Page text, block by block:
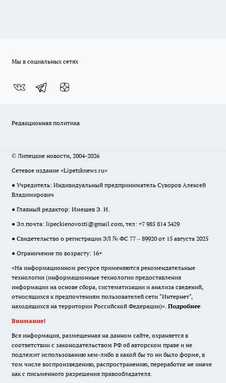
Мы в социальных сетях
Редакционная политика
© Липецкие новости, 2004-2026
Сетевое издание «Lipetsknews.ru»
● Учредитель: Индивидуальный предприниматель Суворов Алексей
Владимирович
● Главный редактор: Имешев Э. И.
● Эл.почта: lipeckienovosti@gmail.com, тел: +7 985 814 3429
● Свидетельство о регистрации ЭЛ № ФС 77 – 89920 от 15 августа 2025
● Ограничение по возрасту: 16+
«На информационном ресурсе применяются рекомендательные
технологии (информационные технологии предоставления
информации на основе сбора, систематизации и анализа сведений,
относящихся к предпочтениям пользователей сети "Интернет",
находящихся на территории Российской Федерации)». Подробнее
Внимание!
Вся информация, размещенная на данном сайте, охраняется в
соответствии с законодательством РФ об авторском праве и не
подлежит использованию кем-либо в какой бы то ни было форме, в
том числе воспроизведению, распространению, переработке не иначе
как с письменного разрешения правообладателя.